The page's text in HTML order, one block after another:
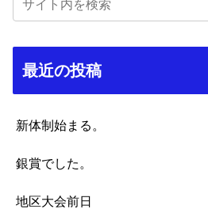
最近の投稿
新体制始まる。
銀賞でした。
地区大会前日